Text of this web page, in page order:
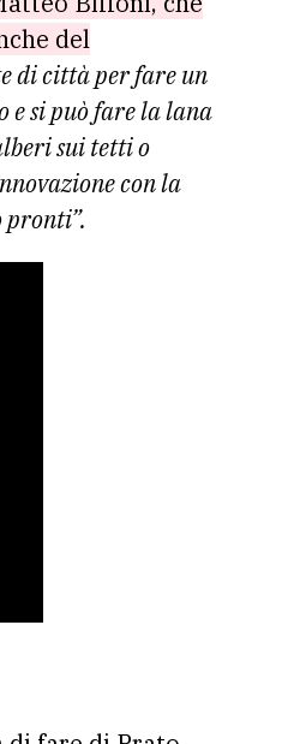
del
di città per fare un
e si può fare la lana
sui tetti o
con la
pronti”.